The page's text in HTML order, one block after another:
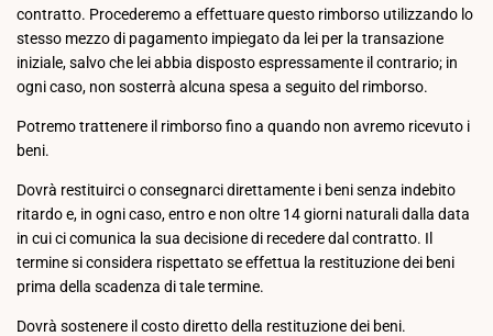
contratto. Procederemo a effettuare questo rimborso utilizzando lo
stesso mezzo di pagamento impiegato da lei per la transazione
iniziale, salvo che lei abbia disposto espressamente il contrario; in
ogni caso, non sosterrà alcuna spesa a seguito del rimborso.
Potremo trattenere il rimborso fino a quando non avremo ricevuto i
beni.
Dovrà restituirci o consegnarci direttamente i beni senza indebito
ritardo e, in ogni caso, entro e non oltre 14 giorni naturali dalla data
in cui ci comunica la sua decisione di recedere dal contratto. Il
termine si considera rispettato se effettua la restituzione dei beni
prima della scadenza di tale termine.
Dovrà sostenere il costo diretto della restituzione dei beni.